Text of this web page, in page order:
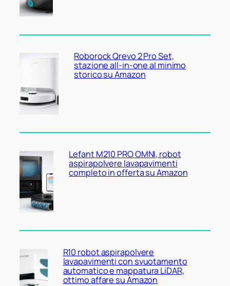
Roborock Qrevo 2 Pro Set,
stazione all-in-one al minimo
storico su Amazon
Lefant M210 PRO OMNI, robot
aspirapolvere lavapavimenti
completo in offerta su Amazon
R10 robot aspirapolvere
lavapavimenti con svuotamento
automatico e mappatura LiDAR,
ottimo affare su Amazon